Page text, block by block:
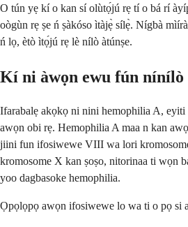
O tún yẹ kí o kan sí olùtọ́jú rẹ tí o bá rí
oògùn rẹ ṣe ń ṣàkóso ìtàjẹ̀ sílẹ̀. Nígbà
ń lọ, ètò ìtọ́jú rẹ lè nílò àtúnṣe.
Kí ni àwọn ewu fún nínílò
Ifarabalẹ akọkọ ni nini hemophilia A, eyiti
awọn obi rẹ. Hemophilia A maa n kan
jiini fun ifosiwewe VIII wa lori
kromosome X kan ṣoṣo, nitorinaa ti wọn
yoo dagbasoke hemophilia.
Ọpọlọpọ awọn ifosiwewe lo wa ti o pọ si